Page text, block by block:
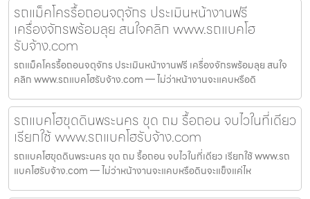
รถแม็คโครรื้อถอนจตุจักร ประเมินหน้างานฟรี
เครื่องจักรพร้อมลุย สนใจคลิก www.รถแบคโฮ
รับจ้าง.com
รถแม็คโครรื้อถอนจตุจักร ประเมินหน้างานฟรี เครื่องจักรพร้อมลุย สนใจ
คลิก www.รถแบคโฮรับจ้าง.com — ไม่ว่าหน้างานจะแคบหรือดิ
รถแบคโฮขุดดินพระนคร ขุด ถม รื้อถอน จบไวในที่เดียว
เรียกใช้ www.รถแบคโฮรับจ้าง.com
รถแบคโฮขุดดินพระนคร ขุด ถม รื้อถอน จบไวในที่เดียว เรียกใช้ www.รถ
แบคโฮรับจ้าง.com — ไม่ว่าหน้างานจะแคบหรือดินจะแข็งแค่ไห